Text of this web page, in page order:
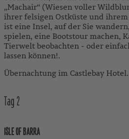
„Machair“ (Wiesen voller
ihrer felsigen Ostküste und
ist eine Insel, auf der Sie
spielen, eine Bootstour machen,
Tierwelt beobachten - oder
lassen können!.
Übernachtung im Castlebay Hotel.
Tag 2
ISLE OF BARRA